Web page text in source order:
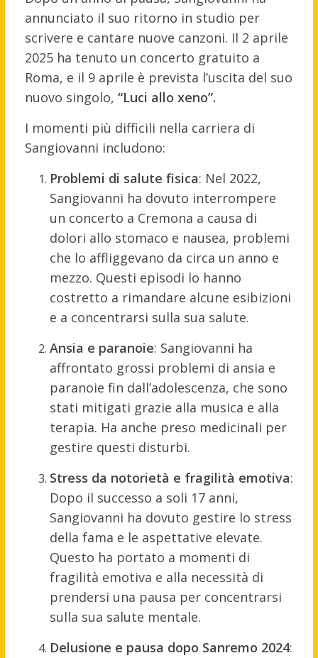
annunciato il suo ritorno in studio per
scrivere e cantare nuove canzoni. Il 2 aprile
2025 ha tenuto un concerto gratuito a
Roma, e il 9 aprile è prevista l’uscita del suo
nuovo singolo, “Luci allo xeno”.
I momenti più difficili nella carriera di
Sangiovanni includono:
Problemi di salute fisica: Nel 2022,
Sangiovanni ha dovuto interrompere
un concerto a Cremona a causa di
dolori allo stomaco e nausea, problemi
che lo affliggevano da circa un anno e
mezzo. Questi episodi lo hanno
costretto a rimandare alcune esibizioni
e a concentrarsi sulla sua salute.
Ansia e paranoie: Sangiovanni ha
affrontato grossi problemi di ansia e
paranoie fin dall’adolescenza, che sono
stati mitigati grazie alla musica e alla
terapia. Ha anche preso medicinali per
gestire questi disturbi.
Stress da notorietà e fragilità emotiva:
Dopo il successo a soli 17 anni,
Sangiovanni ha dovuto gestire lo stress
della fama e le aspettative elevate.
Questo ha portato a momenti di
fragilità emotiva e alla necessità di
prendersi una pausa per concentrarsi
sulla sua salute mentale.
Delusione e pausa dopo Sanremo 2024: